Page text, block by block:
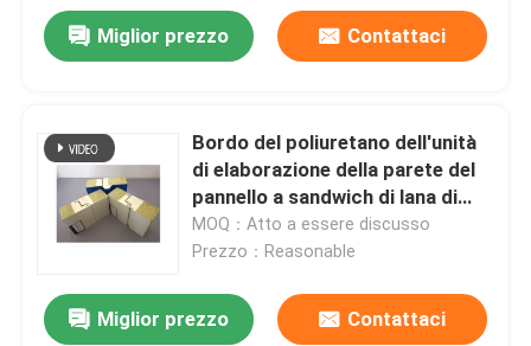
Miglior prezzo Contattaci
Bordo del poliuretano dell'unità
di elaborazione della parete del
pannello a sandwich di lana di
roccia dell'isolamento
MOQ：Atto a essere discusso
Prezzo：Reasonable
Miglior prezzo Contattaci